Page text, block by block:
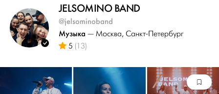
JELSOMINO BAND
@jelsominoband
Музыка — Москва, Санкт-Петербург
5 (13)